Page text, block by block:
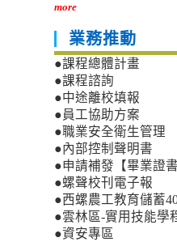
more
業務推動
●課程總體計畫
●課程諮詢
●中途離校填報
●員工協助方案
●職業安全衛生管理
●內部控制聲明書
●申請補發【畢業證
●螺聲校刊電子報
●西螺農工教育儲蓄
●雲林區-實用技能學
●資安專區